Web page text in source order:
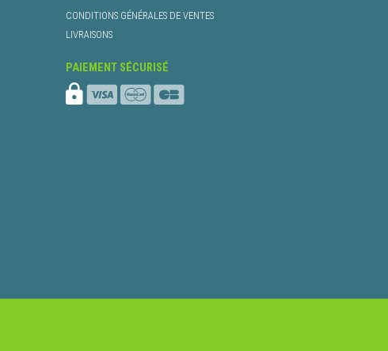
CONDITIONS GÉNÉRALES DE VENTES
LIVRAISONS
PAIEMENT SÉCURISÉ